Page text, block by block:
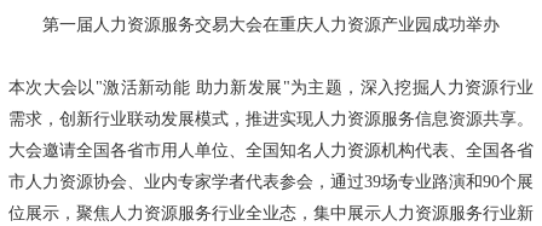
第一届人力资源服务交易大会在重庆人力资源产业园成功举办
本次大会以"激活新动能 助力新发展"为主题，深入挖掘人力资源行业
需求，创新行业联动发展模式，推进实现人力资源服务信息资源共享。
大会邀请全国各省市用人单位、全国知名人力资源机构代表、全国各省
市人力资源协会、业内专家学者代表参会，通过39场专业路演和90个展
位展示，聚焦人力资源服务行业全业态，集中展示人力资源服务行业新